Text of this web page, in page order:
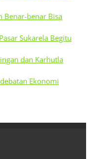
Benar-benar Bisa
Sukarela Begitu
dan Karhutla
Ekonomi